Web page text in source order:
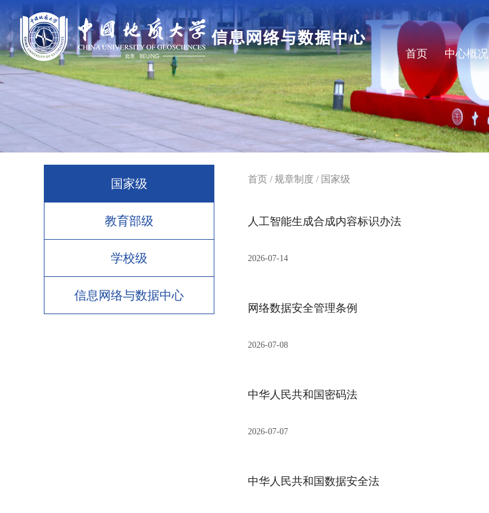
首页 中心概况
国家级
教育部级
学校级
信息网络与数据中心
首页 /规章制度 / 国家级
人工智能生成合成内容标识办法
2026-07-14
网络数据安全管理条例
2026-07-08
中华人民共和国密码法
2026-07-07
中华人民共和国数据安全法